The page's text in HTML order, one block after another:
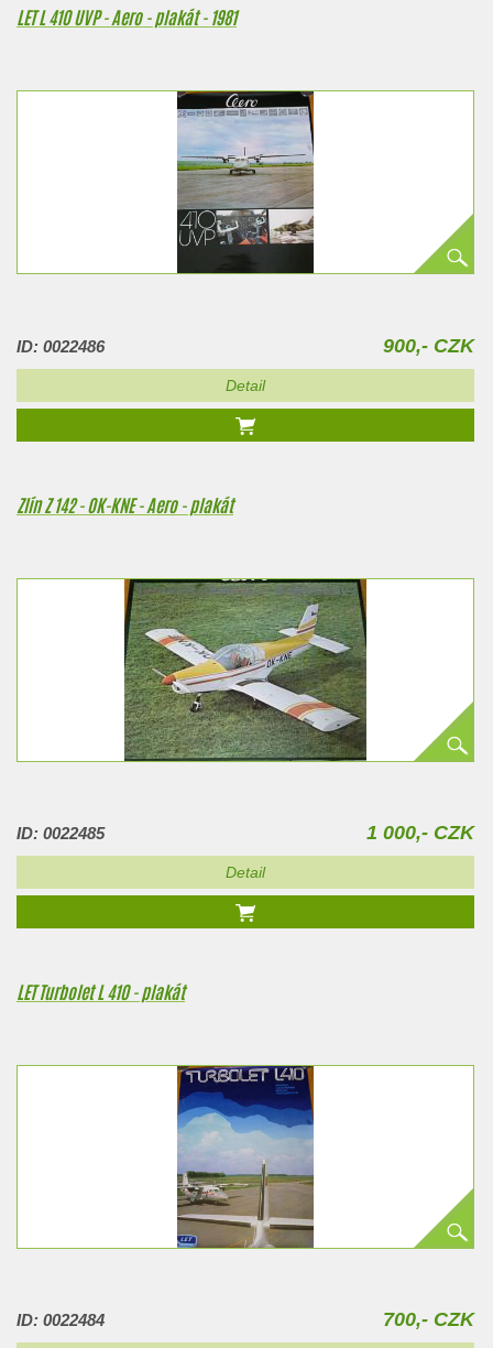
LET L 410 UVP - Aero - plakát - 1981
ID: 0022486 900,- CZK
Detail
Zlín Z 142 - OK-KNE - Aero - plakát
ID: 0022485 1 000,- CZK
Detail
LET Turbolet L 410 - plakát
ID: 0022484 700,- CZK